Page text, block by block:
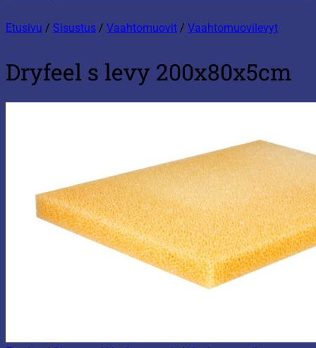
Etusivu / Sisustus / Vaahtomuovit / Vaahtomuovilevyt
Dryfeel s levy 200x80x5cm